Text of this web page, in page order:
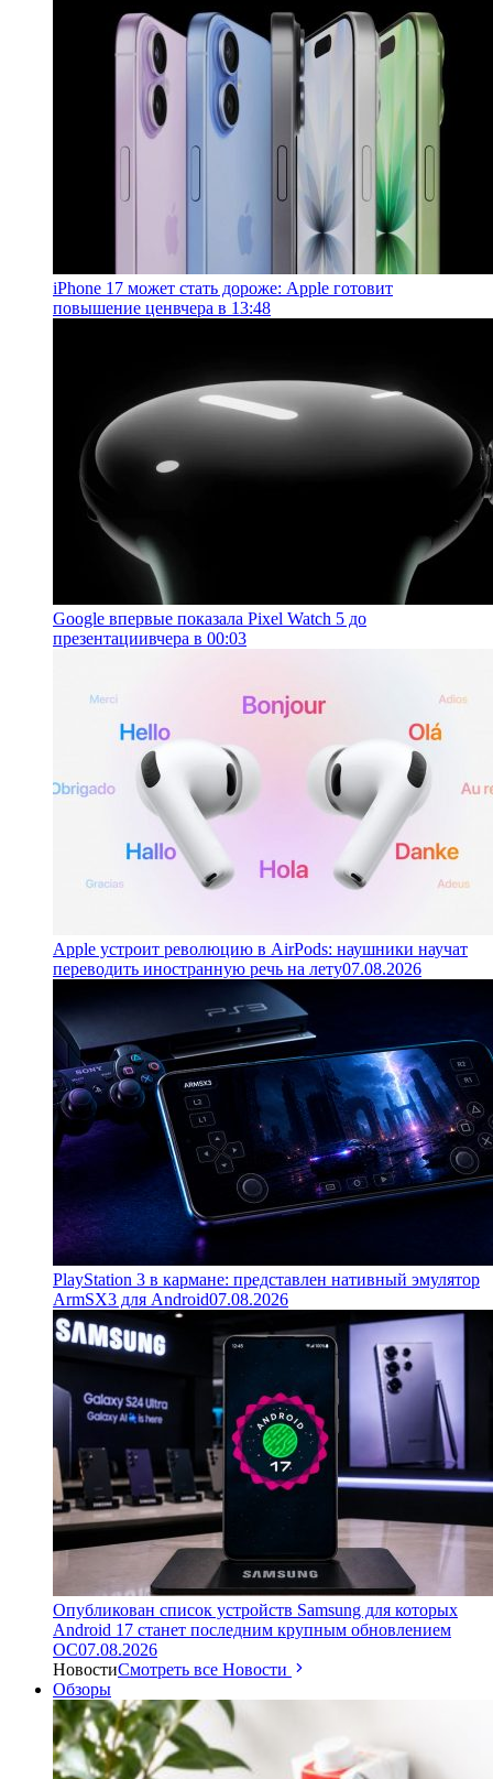
iPhone 17 может стать дороже: Apple готовит
повышение ценвчера в 13:48
Google впервые показала Pixel Watch 5 до
презентациивчера в 00:03
Apple устроит революцию в AirPods: наушники научат
переводить иностранную речь на лету07.08.2026
PlayStation 3 в кармане: представлен нативный эмулятор
ArmSX3 для Android07.08.2026
Опубликован список устройств Samsung для которых
Android 17 станет последним крупным обновлением
ОС07.08.2026
НовостиСмотреть все Новости
Обзоры